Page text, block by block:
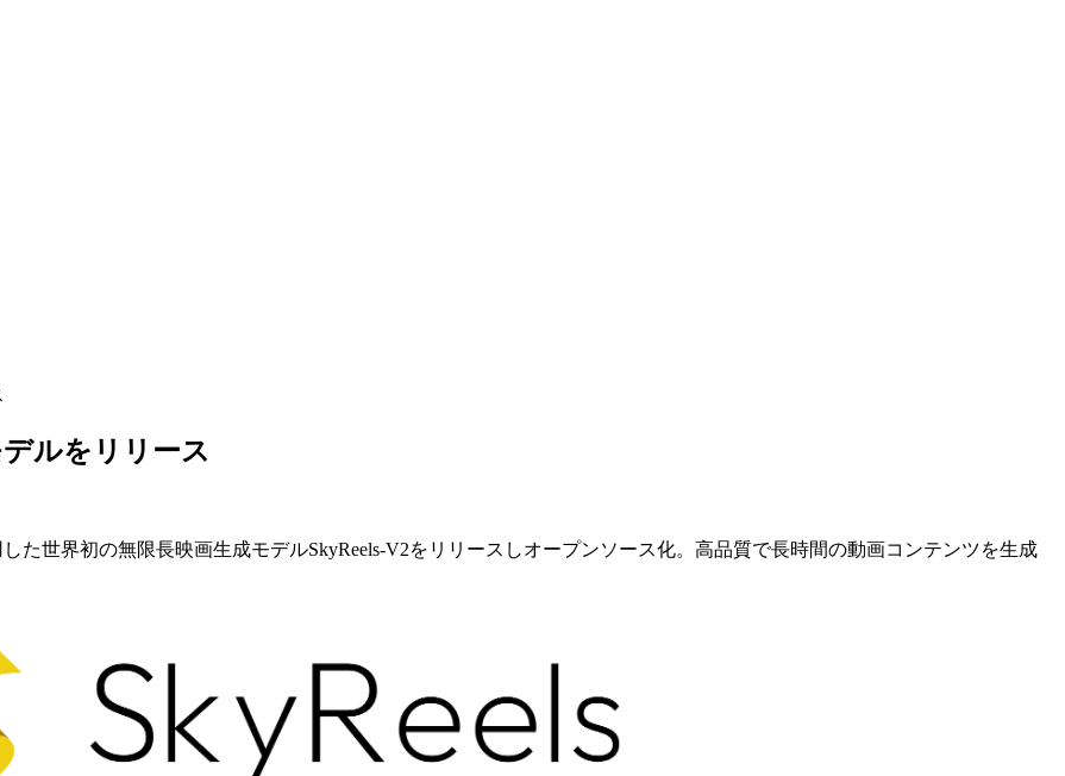
ルをリリース
た世界初の無限長映画生成モデルSkyReels-V2をリリースしオープンソース化。高品質で長時間の動画コンテンツを生成